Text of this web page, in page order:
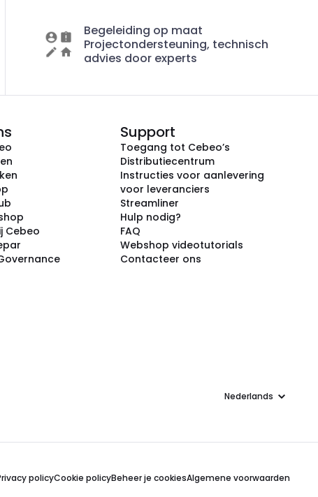
Begeleiding op maat
Projectondersteuning, technisch
advies door experts
Cebeo
Support
Toegang tot Cebeo’s
Distributiecentrum
Instructies voor aanlevering
voor leveranciers
Streamliner
Hulp nodig?
FAQ
Webshop videotutorials
Contacteer ons
Taal
policyCookie policyBeheer je cookiesAlgemene voorwaarden